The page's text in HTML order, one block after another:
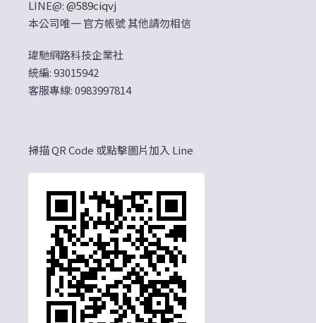
LINE@:@589ciqvj
本公司唯一 官方帳號 其他請勿相信
瑋馳網路科技企業社
統編: 93015942
客服專線: 0983997814
掃描 QR Code 或點擊圖片加入 Line